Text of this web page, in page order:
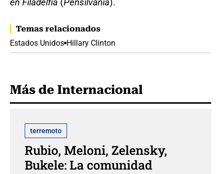
Temas relacionados
Estados Unidos Hillary Clinton
Más de Internacional
terremoto
Rubio, Meloni, Zelensky,
Bukele: La comunidad